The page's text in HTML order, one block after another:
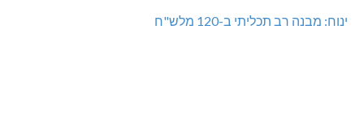
ינוח: מבנה רב תכליתי ב-120 מלש"ח